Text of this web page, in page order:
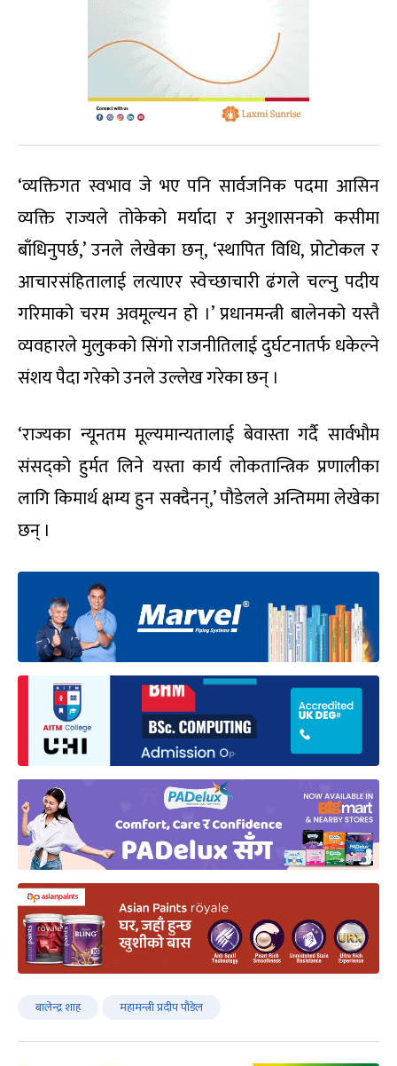
‘व्यक्तिगत स्वभाव जे भए पनि सार्वजनिक पदमा आसिन
व्यक्ति राज्यले तोकेको मर्यादा र अनुशासनको कसीमा
बाँधिनुपर्छ,’ उनले लेखेका छन्, ‘स्थापित विधि, प्रोटोकल र
आचारसंहितालाई लत्याएर स्वेच्छाचारी ढंगले चल्नु पदीय
गरिमाको चरम अवमूल्यन हो ।’ प्रधानमन्त्री बालेनको यस्तै
व्यवहारले मुलुकको सिंगो राजनीतिलाई दुर्घटनातर्फ धकेल्ने
संशय पैदा गरेको उनले उल्लेख गरेका छन् ।
‘राज्यका न्यूनतम मूल्यमान्यतालाई बेवास्ता गर्दै सार्वभौम
संसद्को हुर्मत लिने यस्ता कार्य लोकतान्त्रिक प्रणालीका
लागि किमार्थ क्षम्य हुन सक्दैनन्,’ पौडेलले अन्तिममा लेखेका
छन् ।
बालेन्द्र शाह महामन्त्री प्रदीप पौडेल